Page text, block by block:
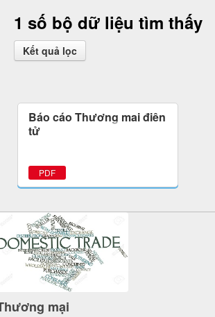
1 số bộ dữ liệu tìm thấy
Kết quả lọc
Báo cáo Thương mại điện
tử
PDF
mại